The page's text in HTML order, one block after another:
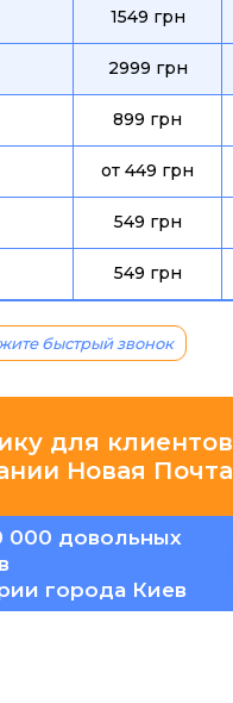
1549 грн
2999 грн
899 грн
от 449 грн
549 грн
549 грн
быстрый звонок
для клиентов
Новая Почта
000 довольных
города Киев